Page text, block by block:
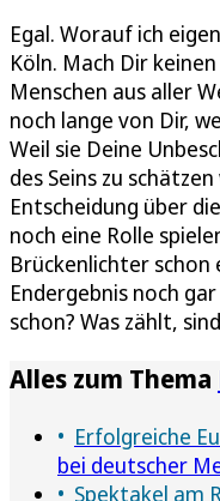
Egal. Worauf ich
Köln. Mach Dir
Menschen aus aller
noch lange von Dir,
Weil sie Deine
des Seins zu
Entscheidung über
noch eine Rolle
Brückenlichter
Endergebnis noch
schon? Was zählt,
Alles zum Thema
Erfolgreiche
bei deutscher
Spektakel am